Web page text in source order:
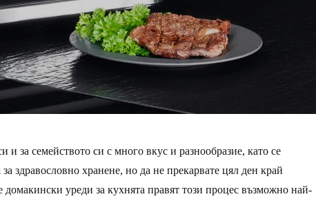
и за семейството си с много вкус и разнообразие, като се
здравословно хранене, но да не прекарвате цял ден край
домакински уреди за кухнята правят този процес възможно най-